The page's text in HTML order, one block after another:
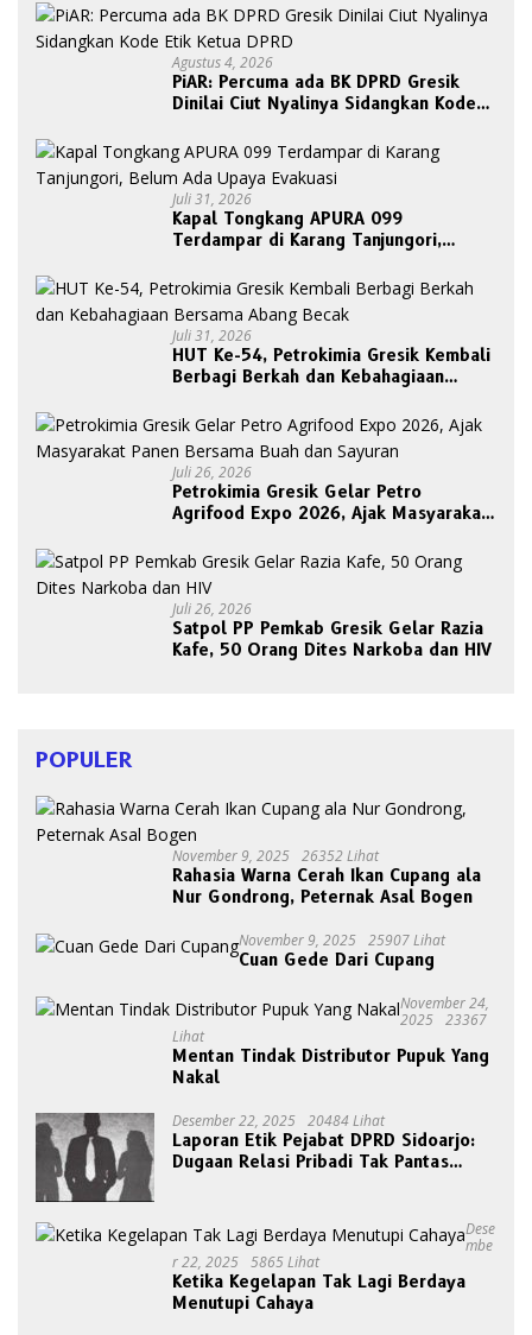
Agustus 4, 2026
PiAR: Percuma ada BK DPRD Gresik
Dinilai Ciut Nyalinya Sidangkan Kode
Juli 31, 2026
Kapal Tongkang APURA 099
Terdampar di Karang Tanjungori,
Juli 31, 2026
HUT Ke-54, Petrokimia Gresik Kembali
Berbagi Berkah dan Kebahagiaan
Juli 26, 2026
Petrokimia Gresik Gelar Petro
Agrifood Expo 2026, Ajak Masyarakat
Juli 26, 2026
Satpol PP Pemkab Gresik Gelar Razia
Kafe, 50 Orang Dites Narkoba dan HIV
POPULER
November 9, 2025 26352 Lihat
Rahasia Warna Cerah Ikan Cupang ala
Nur Gondrong, Peternak Asal Bogen
November 9, 2025 25907 Lihat
Cuan Gede Dari Cupang
November 24,
2025 23367
Lihat
Mentan Tindak Distributor Pupuk Yang
Nakal
Desember 22, 2025 20484 Lihat
Laporan Etik Pejabat DPRD Sidoarjo:
Dugaan Relasi Pribadi Tak Pantas
Dese
Mbe
R 22, 2025 5865 Lihat
Ketika Kegelapan Tak Lagi Berdaya
Menutupi Cahaya